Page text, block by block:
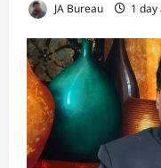
JA Bureau 1 day